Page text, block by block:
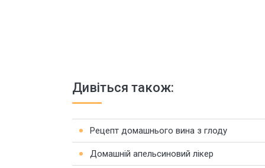
Дивіться також:
Рецепт домашнього вина з глоду
Домашній апельсиновий лікер